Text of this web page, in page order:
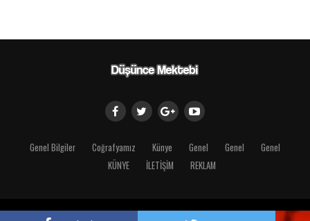
Genel Bilgiler Coğrafyamız Künye Genel Genel
Genel
KÜNYE
İLETİŞİM REKLAM
Copyright © 2018 Düşünce Mektebi